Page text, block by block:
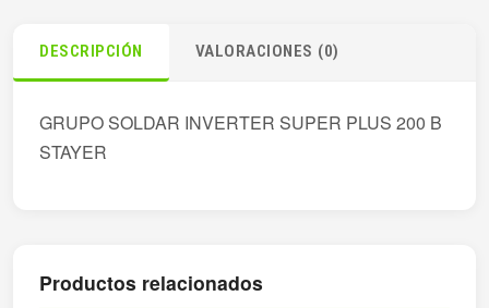
DESCRIPCIÓN VALORACIONES (0)
GRUPO SOLDAR INVERTER SUPER PLUS 200 B
STAYER
Productos relacionados